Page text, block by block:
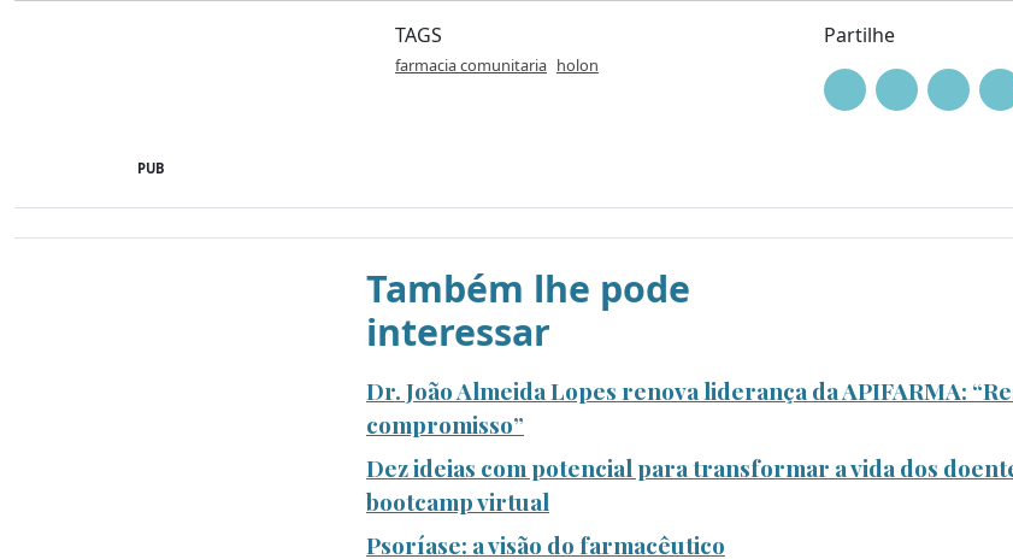
TAGS
farmacia comunitaria holon
Partilhe
PUB
Também lhe pode
interessar
Dr. João Almeida Lopes renova liderança da APIFARMA:
compromisso”
Dez ideias com potencial para transformar a vida dos
bootcamp virtual
Psoríase: a visão do farmacêutico